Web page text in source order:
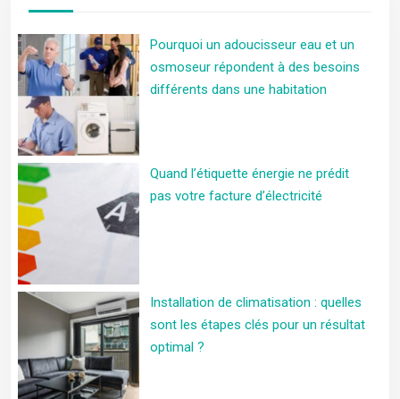
Pourquoi un adoucisseur eau et un
osmoseur répondent à des besoins
différents dans une habitation
Quand l’étiquette énergie ne prédit
pas votre facture d’électricité
Installation de climatisation : quelles
sont les étapes clés pour un résultat
optimal ?